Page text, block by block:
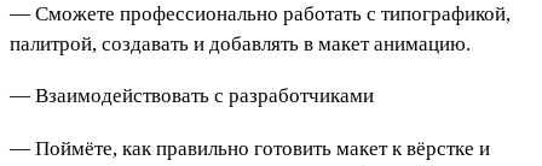
— Сможете профессионально работать с типографикой,
палитрой, создавать и добавлять в макет анимацию.
— Взаимодействовать с разработчиками
— Поймёте, как правильно готовить макет к вёрстке и